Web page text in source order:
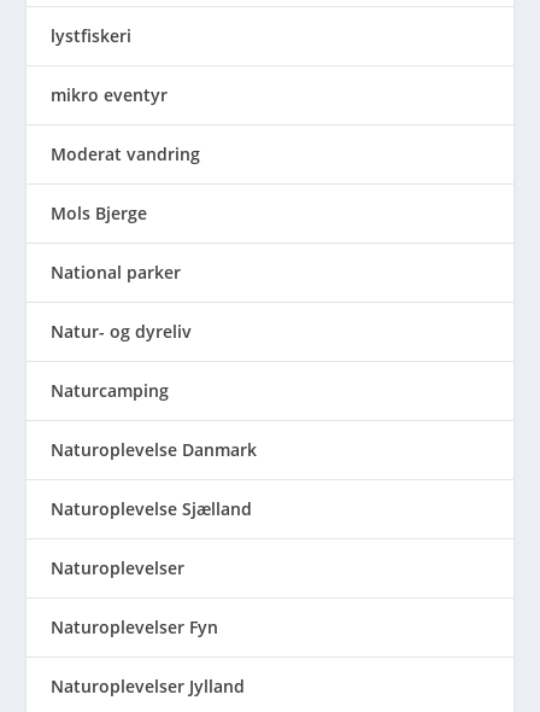
lystfiskeri
mikro eventyr
Moderat vandring
Mols Bjerge
National parker
Natur- og dyreliv
Naturcamping
Naturoplevelse Danmark
Naturoplevelse Sjælland
Naturoplevelser
Naturoplevelser Fyn
Naturoplevelser Jylland